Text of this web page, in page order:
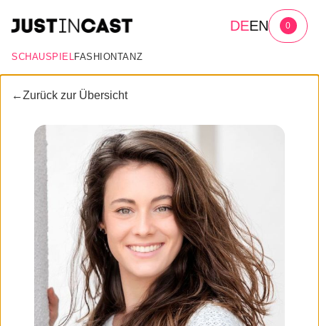
SCHAUSPIELFASHIONTANZ
DEEN 0
←Zurück zur Übersicht